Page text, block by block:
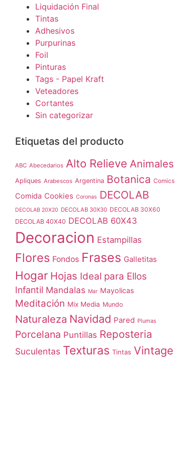
Liquidación Final
Tintas
Adhesivos
Purpurinas
Foil
Pinturas
Tags - Papel Kraft
Veteadores
Cortantes
Sin categorizar
Etiquetas del producto
ABC Abecedarios Alto Relieve Animales
Apliques Arabescos Argentina Botanica Comics
Comida Cookies Coronas DECOLAB
DECOLAB 20X20 DECOLAB 30X30 DECOLAB 30X60
DECOLAB 40X40 DECOLAB 60X43
Decoracion Estampillas
Flores Fondos Frases Galletitas
Hogar Hojas Ideal para Ellos
Infantil Mandalas Mar Mayolicas
Meditación Mix Media Mundo
Naturaleza Navidad Pared Plumas
Porcelana Puntillas Reposteria
Suculentas Texturas Tintas Vintage